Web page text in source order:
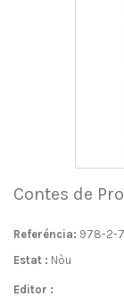
Contes de
Referéncia: 978-2-
Estat : Nòu
Editor :